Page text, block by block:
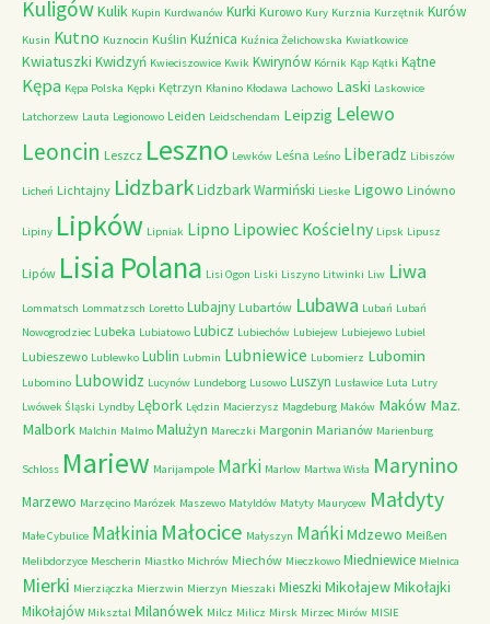
KuligówKulik Kupin Kurdwanów Kurki Kurowo Kury Kurznia Kurzętnik Kurów
Kusin Kutno Kuznocin Kuślin Kuźnica Kuźnica Żelichowska Kwiatkowice
Kwiatuszki Kwidzyń Kwieciszowice Kwik Kwirynów Kórnik Kąp Kątki Kątne
Kępa Kępa Polska Kępki Kętrzyn Kłanino Kłodawa Lachowo Laski Laskowice
Latchorzew Lauta Legionowo Leiden Leidschendam Leipzig Lelewo
Leoncin Leszcz Leszno Lewków Leśna Leśno Liberadz Libiszów
Licheń Lichtajny LidzbarkLidzbark Warmiński Lieske Ligowo Linówno
Lipiny Lipków Lipniak Lipno Lipowiec Kościelny Lipsk Lipusz
Lipów Lisia Polana Lisi Ogon Liski Liszyno Litwinki Liw Liwa
Lommatsch Lommatzsch Loretto Lubajny Lubartów Lubawa Lubań Lubań
Nowogrodziec Lubeka Lubiatowo Lubicz Lubiechów Lubiejew Lubiejewo Lubiel
Lubieszewo Lublewko Lublin Lubmin Lubniewice Lubomierz Lubomin
Lubomino Lubowidz Lucynów Lundeborg Lusowo Luszyn Lusławice Luta Lutry
Lwówek Śląski Lyndby Lębork Lędzin Macierzysz Magdeburg Maków Maków Maz.
Malbork Malchin Malmo Malużyn Mareczki Margonin Marianów Marienburg
Schloss Mariew Marijampole Marki Marlow Martwa Wisła Marynino
Marzewo Marzęcino Marózek Maszewo Matyldów Matyty Maurycew Małdyty
Małe Cybulice Małkinia Małocice Małyszyn MańkiMdzewo Meißen
Melibdorzyce Mescherin Miastko Michrów Miechów Mieczkowo Miedniewice Mielnica
Mierki Mierziączka Mierzwin Mierzyn Mieszaki Mieszki MikołajewMikołajki
Mikołajów Miksztal Milanówek Milcz Milicz Mirsk Mirzec Mirów MISIE